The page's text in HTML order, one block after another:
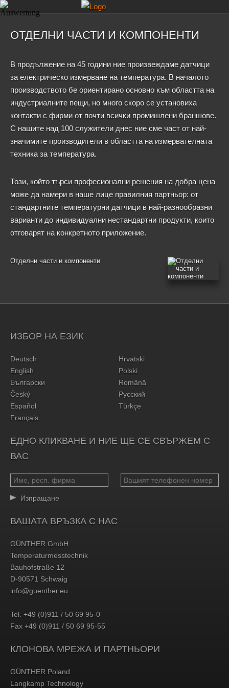
ОТДЕЛНИ ЧАСТИ И КОМПОНЕНТИ
В продължение на 45 години ние произвеждаме датчици
за електрическо измерване на температура. В началото
производството бе ориентирано основно към областта на
индустриалните пещи, но много скоро се установиха
контакти с фирми от почти всички промишлени браншове.
С нашите над 100 служители днес ние сме част от най-
значимите производители в областта на измервателната
техника за температура.
Този, който търси професионални решения на добра цена
може да намери в наше лице правилния партньор: от
стандартните температурни датчици в най-разнообразни
варианти до индивидуални нестандартни продукти, които
отговарят на конкретното приложение.
Отделни части и компоненти
ИЗБОР НА ЕЗИК
Deutsch
English
Български
Český
Español
Français
Hrvatski
Polski
Română
Русский
Türkçe
ЕДНО КЛИКВАНЕ И НИЕ ЩЕ СЕ СВЪРЖЕМ С
ВАС
Изпращане
ВАШАТА ВРЪЗКА С НАС
GÜNTHER GmbH
Temperaturmesstechnik
Bauhofstraße 12
D-90571 Schwaig
info@guenther.eu
Tel. +49 (0)911 / 50 69 95-0
Fax +49 (0)911 / 50 69 95-55
КЛОНОВА МРЕЖА И ПАРТНЬОРИ
GÜNTHER Poland
Langkamp Technology